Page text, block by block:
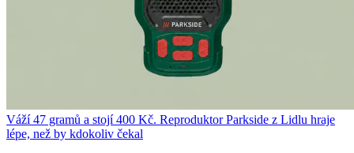
Váží 47 gramů a stojí 400 Kč. Reproduktor Parkside z Lidlu hraje
lépe, než by kdokoliv čekal